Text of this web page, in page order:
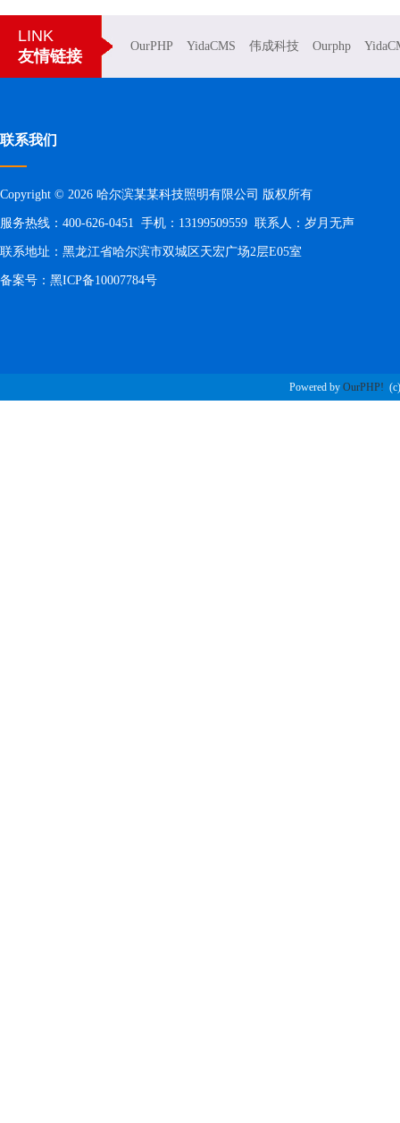
LINK
友情链接
OurPHP YidaCMS 伟成科技 Ourphp
联系我们
Copyright © 2026 哈尔滨某某科技照明有限公司 版权所有
服务热线：400-626-0451 手机：13199509559 联系人：岁月无声
联系地址：黑龙江省哈尔滨市双城区天宏广场2层E05室
备案号： 黑ICP备10007784号
Powered by OurPHP!